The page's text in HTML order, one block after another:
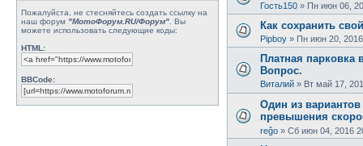
Гость150 » Пн июн 06,
Как сохранить
Pipboy » Пн июн 20,
Платная
Вопрос.
Виталий » Вт май 17,
Один из
превышения
reĝo » Сб июн 04, 2016
Пожалуйста, не стесняйтесь создать ссылку на
наш форум "МотоФорум.RU/Форум" . Вы
можете использовать следующие коды:
HTML:
BBCode: